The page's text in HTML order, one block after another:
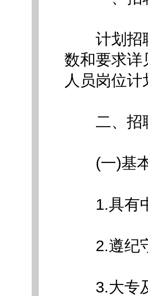
计划招聘
数和要求详
人员岗位
二、招
(一)基
1.具有中
2.遵纪守
3.大专及